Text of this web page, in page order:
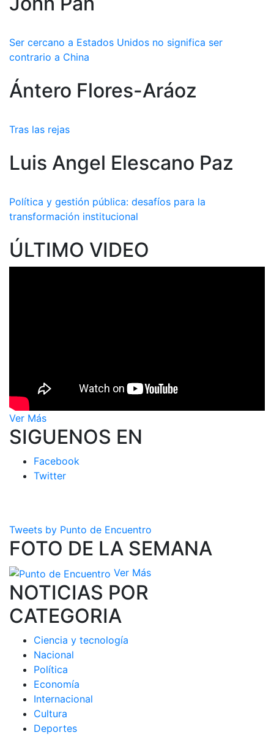
Ser cercano a Estados Unidos no significa ser
contrario a China
Ántero Flores-Aráoz
Tras las rejas
Luis Angel Elescano Paz
Política y gestión pública: desafíos para la
transformación institucional
ÚLTIMO VIDEO
Ver Más
SIGUENOS EN
Facebook
Twitter
Tweets by Punto de Encuentro
FOTO DE LA SEMANA
Ver Más
NOTICIAS POR
CATEGORIA
Ciencia y tecnología
Nacional
Política
Economía
Internacional
Cultura
Deportes